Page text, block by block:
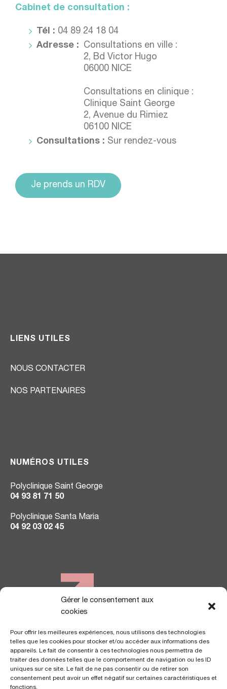
Gérer le consentement aux
cookies
Pour offrir les meilleures expériences, nous utilisons des technologies
telles que les cookies pour stocker et/ou accéder aux informations des
appareils. Le fait de consentir à ces technologies nous permettra de
traiter des données telles que le comportement de navigation ou les ID
uniques sur ce site. Le fait de ne pas consentir ou de retirer son
consentement peut avoir un effet négatif sur certaines caractéristiques et
fonctions.
Cabinet de consultation :
Tél : 04 89 24 18 04
Adresse :
Consultations en ville :
2, Bd Victor Hugo
06000 NICE
Consultations en clinique :
Clinique Saint George
2, Avenue du Rimiez
06100 NICE
Consultations : Sur rendez-vous
Je prends un RDV
LIENS UTILES
NOUS CONTACTER
NOS PARTENAIRES
NUMÉROS UTILES
Polyclinique Saint George
04 93 81 71 50
Polyclinique Santa Maria
04 92 03 02 45